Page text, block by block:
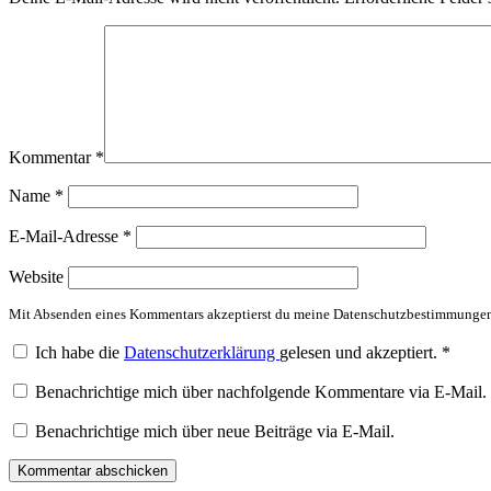
Kommentar *
Name *
E-Mail-Adresse *
Website
Mit Absenden eines Kommentars akzeptierst du meine
Ich habe die Datenschutzerklärung gelesen und akzeptiert. *
Benachrichtige mich über nachfolgende Kommentare via E-Mail.
Benachrichtige mich über neue Beiträge via E-Mail.